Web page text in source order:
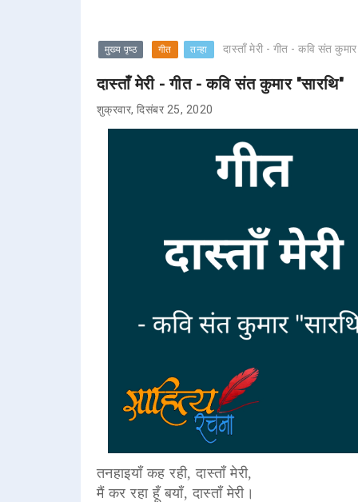
मुख्य पृष्ठ गीत तन्हा दास्ताँ मेरी - गीत - कवि संत
दास्ताँ मेरी - गीत - कवि संत कुमार "सारथि"
शुक्रवार, दिसंबर 25, 2020
तनहाइयाँ कह रही, दास्ताँ मेरी,
मैं कर रहा हूँ बयाँ, दास्ताँ मेरी।